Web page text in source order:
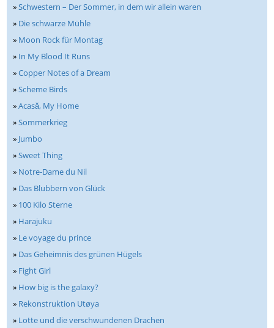
»Schwestern – Der Sommer, in dem wir allein waren
» Die schwarze Mühle
» Moon Rock für Montag
» In My Blood It Runs
»Copper Notes of a Dream
»Scheme Birds
»Acasă, My Home
»Sommerkrieg
» Jumbo
»Sweet Thing
» Notre-Dame du Nil
» Das Blubbern von Glück
» 100 Kilo Sterne
» Harajuku
» Le voyage du prince
» Das Geheimnis des grünen Hügels
» Fight Girl
» How big is the galaxy?
» Rekonstruktion Utøya
» Lotte und die verschwundenen Drachen